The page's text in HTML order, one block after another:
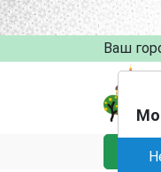
Ваш